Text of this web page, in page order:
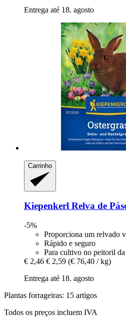
Entrega até 18. agosto
Carrinho
Kiepenkerl Relva de
-5%
Proporciona um relvado
Rápido e seguro
Para cultivo no peitoril da
€ 2,46 € 2,59 (€ 76,40 / kg)
Entrega até 18. agosto
Plantas forrageiras: 15 artigos
Todos os preços incluem IVA